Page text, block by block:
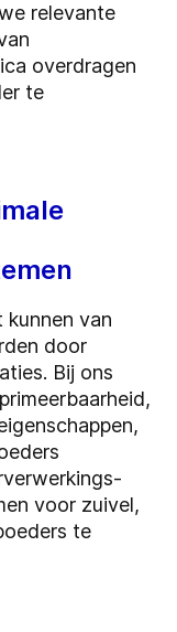
relevante
overdragen
te
van
door
Bij ons
voor zuivel,
te